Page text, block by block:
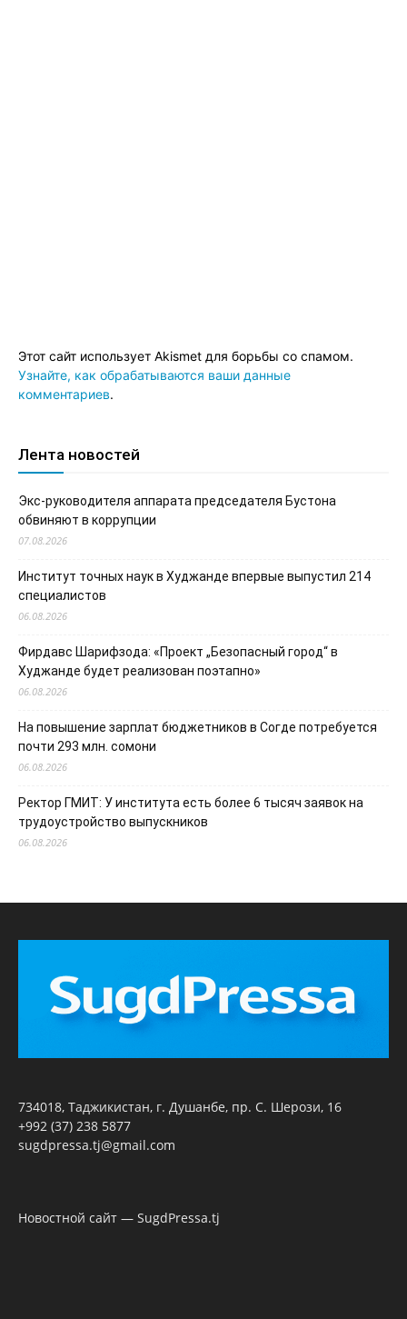
Этот сайт использует Akismet для борьбы со спамом.
Узнайте, как обрабатываются ваши данные
комментариев.
Лента новостей
Экс-руководителя аппарата председателя Бустона
обвиняют в коррупции
07.08.2026
Институт точных наук в Худжанде впервые выпустил 214
специалистов
06.08.2026
Фирдавс Шарифзода: «Проект „Безопасный город“ в
Худжанде будет реализован поэтапно»
06.08.2026
На повышение зарплат бюджетников в Согде потребуется
почти 293 млн. сомони
06.08.2026
Ректор ГМИТ: У института есть более 6 тысяч заявок на
трудоустройство выпускников
06.08.2026
734018, Таджикистан, г. Душанбе, пр. С. Шерози, 16
+992 (37) 238 5877
sugdpressa.tj@gmail.com
Новостной сайт — SugdPressa.tj